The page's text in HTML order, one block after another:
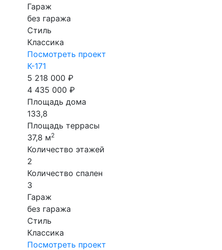
Гараж
без гаража
Стиль
Классика
Посмотреть проект
К-171
5 218 000 ₽
4 435 000 ₽
Площадь дома
133,8
Площадь террасы
37,8 м2
Количество этажей
2
Количество спален
3
Гараж
без гаража
Стиль
Классика
Посмотреть проект